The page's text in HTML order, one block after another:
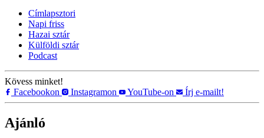
Címlapsztori
Napi friss
Hazai sztár
Külföldi sztár
Podcast
Kövess minket!
Facebookon
Instagramon YouTube-on Írj e-mailt!
Ajánló